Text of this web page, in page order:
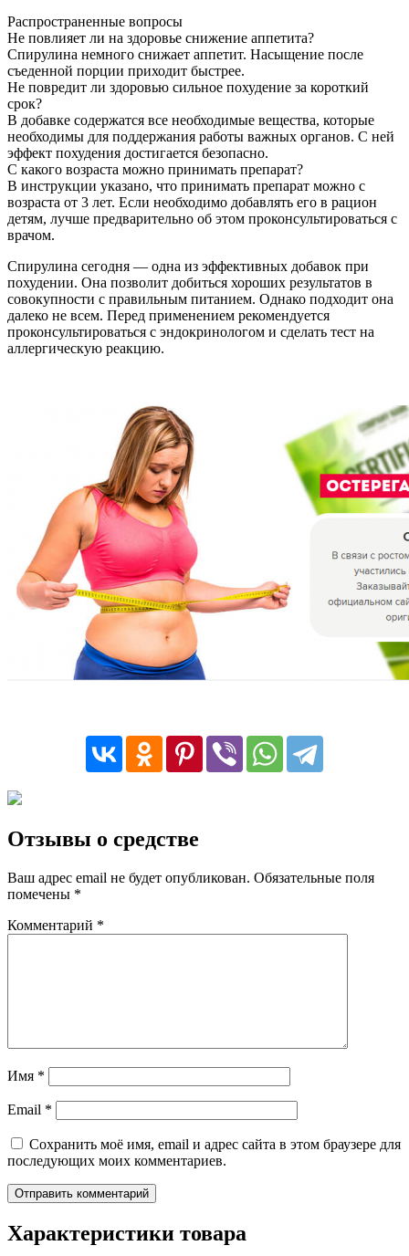
Распространенные вопросы
Не повлияет ли на здоровье снижение аппетита?
Спирулина немного снижает аппетит. Насыщение после
съеденной порции приходит быстрее.
Не повредит ли здоровью сильное похудение за короткий
срок?
В добавке содержатся все необходимые вещества, которые
необходимы для поддержания работы важных органов. С ней
эффект похудения достигается безопасно.
С какого возраста можно принимать препарат?
В инструкции указано, что принимать препарат можно с
возраста от 3 лет. Если необходимо добавлять его в рацион
детям, лучше предварительно об этом проконсультироваться с
врачом.
Спирулина сегодня — одна из эффективных добавок при
похудении. Она позволит добиться хороших результатов в
совокупности с правильным питанием. Однако подходит она
далеко не всем. Перед применением рекомендуется
проконсультироваться с эндокринологом и сделать тест на
аллергическую реакцию.
Отзывы о средстве
Ваш адрес email не будет опубликован. Обязательные поля
помечены *
Комментарий *
Имя *
Email *
Сохранить моё имя, email и адрес сайта в этом браузере для
последующих моих комментариев.
Характеристики товара